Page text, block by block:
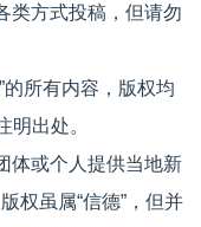
类方式投稿，但请勿
的所有内容，版权均
明出处。
体或个人提供当地新
权虽属“信德”，但并